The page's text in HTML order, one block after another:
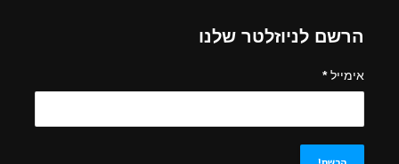
הרשם לניוזלטר שלנו
אימייל*